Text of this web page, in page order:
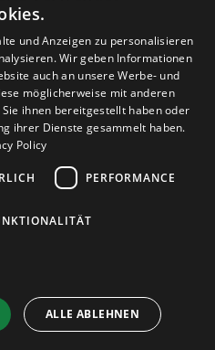
ENGLISH
ROMANIAN
und Anzeigen zu personalisieren
Wir geben Informationen
auch an unsere Werbe- und
möglicherweise mit anderen
ihnen bereitgestellt haben oder
ihrer Dienste gesammelt haben.
Policy
PERFORMANCE
ALLE ABLEHNEN